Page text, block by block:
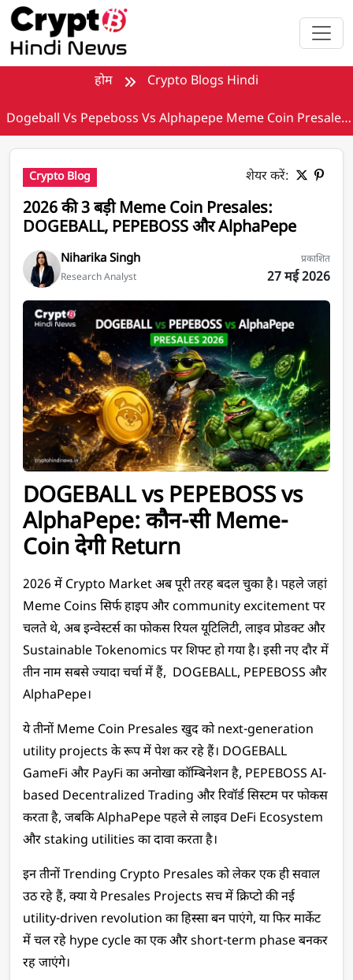
मुख्य सामग्री पर जाएँ
होम Crypto Blogs Hindi
Dogeball Vs Pepeboss Vs Alphapepe Meme Coin Presales
2026
Crypto Blog शेयर करें:
2026 की 3 बड़ी Meme Coin Presales:
DOGEBALL, PEPEBOSS और AlphaPepe
Niharika Singh
Research Analyst
प्रकाशित
27 मई 2026
Meme Coin Presales
DOGEBALL vs PEPEBOSS vs
AlphaPepe: कौन-सी Meme-
Coin देगी Return
2026 में Crypto Market अब पूरी तरह बदल चुका है। पहले जहां
Meme Coins सिर्फ हाइप और community excitement पर
चलते थे, अब इन्वेस्टर्स का फोकस रियल यूटिलिटी, लाइव प्रोडक्ट और
Sustainable Tokenomics पर शिफ्ट हो गया है। इसी नए दौर में
तीन नाम सबसे ज्यादा चर्चा में हैं,  DOGEBALL, PEPEBOSS और
AlphaPepe।
ये तीनों Meme Coin Presales खुद को next-generation
utility projects के रूप में पेश कर रहे हैं। DOGEBALL
GameFi और PayFi का अनोखा कॉम्बिनेशन है, PEPEBOSS AI-
based Decentralized Trading और रिवॉर्ड सिस्टम पर फोकस
करता है, जबकि AlphaPepe पहले से लाइव DeFi Ecosystem
और staking utilities का दावा करता है।
इन तीनों Trending Crypto Presales को लेकर एक ही सवाल
उठ रहे हैं, क्या ये Presales Projects सच में क्रिप्टो की नई
utility-driven revolution का हिस्सा बन पाएंगे, या फिर मार्केट
में चल रहे hype cycle का एक और short-term phase बनकर
रह जाएंगे।